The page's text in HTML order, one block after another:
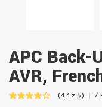
APC Back-
AVR,
(4.4 z 5) 7